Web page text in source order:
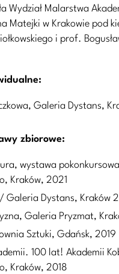
Wydział Malarstwa
Matejki w Krakowie pod
i prof.
Galeria Dystans,
zbiorowe:
wystawa
Kraków, 2021
Galeria Dystans, Kraków
Galeria Pryzmat,
Sztuki, Gdańsk, 2019
100 lat! Akademii
Kraków, 2018